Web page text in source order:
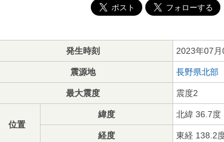
発生時刻 2023年07
震源地 長野県北部
最大震度 震度2
位置
緯度 北緯 36.7度
経度 東経 138.2